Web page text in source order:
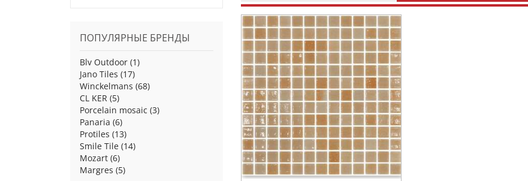
ПОПУЛЯРНЫЕ БРЕНДЫ
Blv Outdoor (1)
Jano Tiles (17)
Winckelmans (68)
CL KER (5)
Porcelain mosaic (3)
Panaria (6)
Protiles (13)
Smile Tile (14)
Mozart (6)
Margres (5)